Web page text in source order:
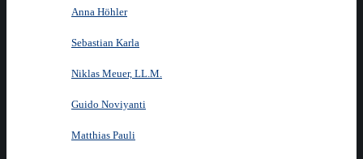
Anna Höhler
Sebastian Karla
Niklas Meuer, LL.M.
Guido Noviyanti
Matthias Pauli